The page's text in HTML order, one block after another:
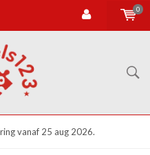
0
vanaf 25 aug 2026.